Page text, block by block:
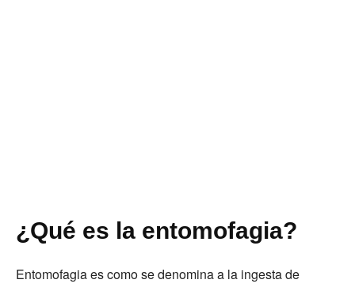
¿Qué es la entomofagia?
Entomofagia es como se denomina a la ingesta de